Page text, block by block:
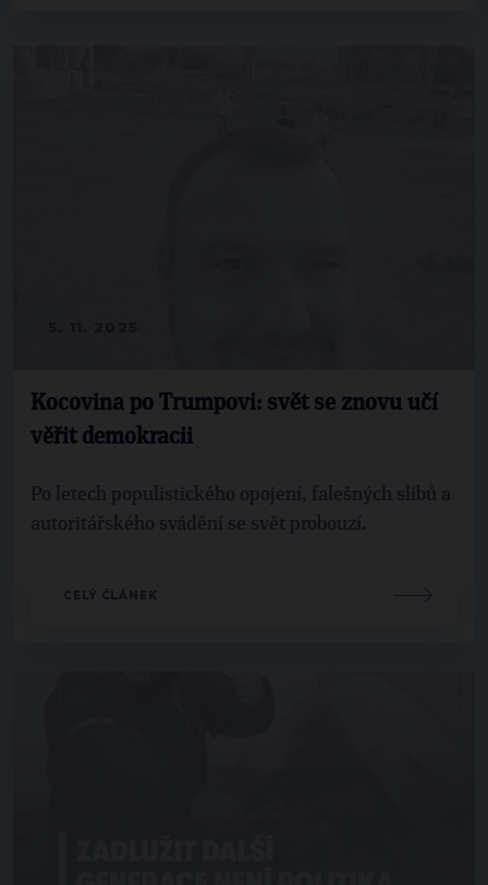
Kocovina po Trumpovi: svět se znovu učí
věřit demokracii
Po letech populistického opojení, falešných slibů a
autoritářského svádění se svět probouzí.
CELÝ ČLÁNEK